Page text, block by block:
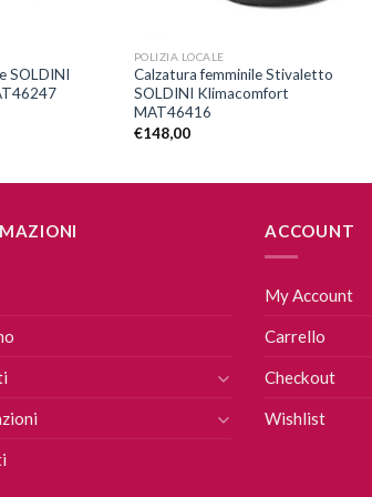
SOLDINI
POLIZIA LOCALE
Calzatura femminile Stivaletto
SOLDINI Klimacomfort
MAT46416
€148,00
ACCOUNT
My Account
Carrello
Checkout
Wishlist